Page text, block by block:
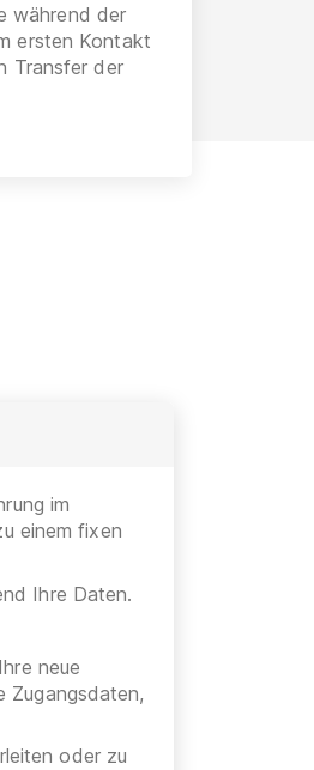
während der
ersten Kontakt
Transfer der
im
einem fixen
Ihre Daten.
neue
Zugangsdaten,
oder zu